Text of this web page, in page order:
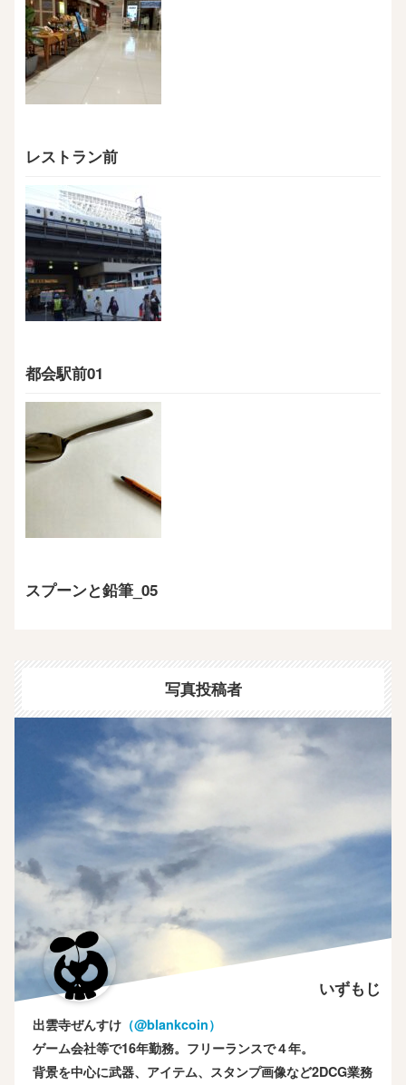
レストラン前
都会駅前01
スプーンと鉛筆_05
写真投稿者
いずもじ
出雲寺ぜんすけ （‎@blankcoin）
ゲーム会社等で16年勤務。フリーランスで４年。
背景を中心に武器、アイテム、スタンプ画像など2DCG業務